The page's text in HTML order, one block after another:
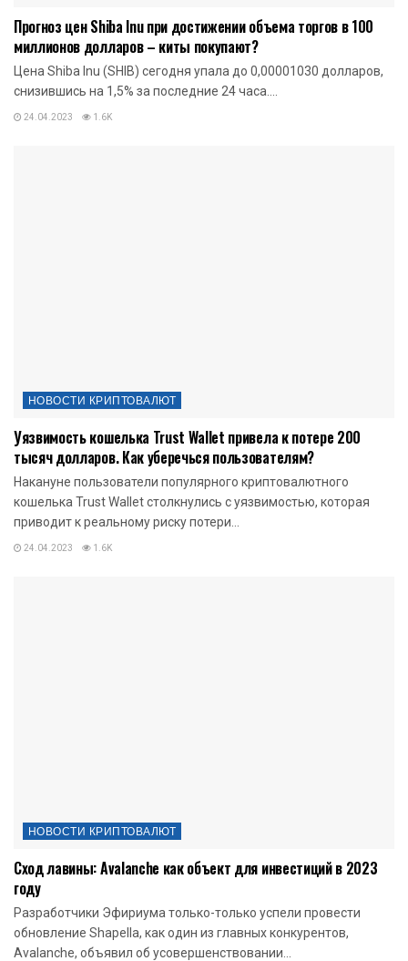
Прогноз цен Shiba Inu при достижении объема торгов в 100
миллионов долларов – киты покупают?
Цена Shiba Inu (SHIB) сегодня упала до 0,00001030 долларов,
снизившись на 1,5% за последние 24 часа....
24.04.2023 1.6K
НОВОСТИ КРИПТОВАЛЮТ
Уязвимость кошелька Trust Wallet привела к потере 200
тысяч долларов. Как уберечься пользователям?
Накануне пользователи популярного криптовалютного
кошелька Trust Wallet столкнулись с уязвимостью, которая
приводит к реальному риску потери...
24.04.2023 1.6K
НОВОСТИ КРИПТОВАЛЮТ
Сход лавины: Avalanche как объект для инвестиций в 2023
году
Разработчики Эфириума только-только успели провести
обновление Shapella, как один из главных конкурентов,
Avalanche, объявил об усовершенствовании...